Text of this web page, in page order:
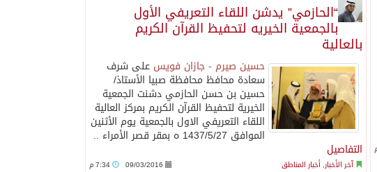
“الحازمي” يدشن اللقاء التعريفي الأول
بالجمعية الخيريه لتحفيظ القرآن الكريم
بالعالية
حسين صيرم - جازان فويس على شرف
سعادة محافظ محافظة صبيا الأستاذ/
حسين بن حسن الحازمي دشنت الجمعية
الخيرية لتحفيظ القرآن الكريم بمركز العالية
اللقاء التعريفي الاول بالجمعية يوم الأثنين
الموافق 1437/5/27 ه بمقر قصر الأمراء ..
التفاصيل
آخر الأخبار, أخبار المناطق 09/03/2016